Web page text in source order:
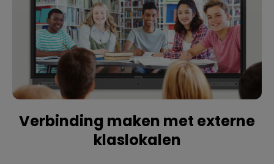
Verbinding maken met externe
klaslokalen